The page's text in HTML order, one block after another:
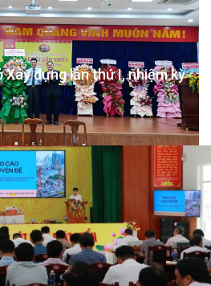
Xây dựng lần thứ I, nhiệm kỳ